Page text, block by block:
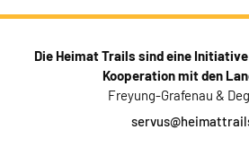
Die Heimat Trails sind eine
Kooperation mit den
Freyung-Grafenau &